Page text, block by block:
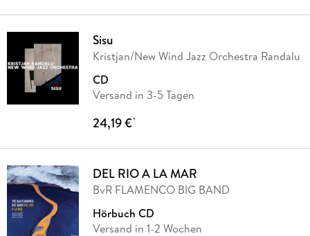
Sisu
Kristjan/New Wind Jazz Orchestra Randalu
CD
Versand in 3-5 Tagen
24,19 €*
DEL RIO A LA MAR
BvR FLAMENCO BIG BAND
Hörbuch CD
Versand in 1-2 Wochen